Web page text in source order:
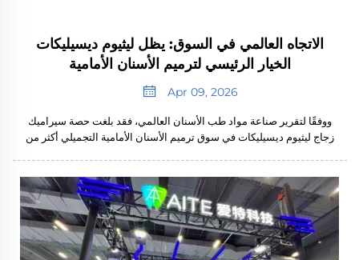
الاتجاه العالمي في السوق: يظل ليثيوم ديسيليكات
الخيار الرئيسي لترميم الأسنان الأمامية
Apr 09, 2026
ووفقًا لتقرير صناعة مواد طب الأسنان العالمي، فقد بلغت حصة سيراميك
زجاج ليثيوم ديسيليكات في سوق ترميم الأسنان الأمامية التجميلي أكثر من